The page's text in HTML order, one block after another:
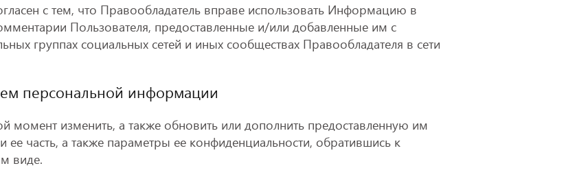
с тем, что Правообладатель вправе использовать Информацию в
Пользователя, предоставленные и/или добавленные им с
группах социальных сетей и иных сообществах Правообладателя в сети
персональной информации
момент изменить, а также обновить или дополнить предоставленную им
часть, а также параметры ее конфиденциальности, обратившись к
виде.